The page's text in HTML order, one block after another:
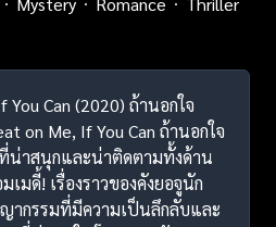
You Can (2020) ถ้านอกใจ
on Me, If You Can ถ้านอกใจ
น่าสนุกและน่าติดตามทั้งด้าน
มดี้! เรื่องราวของคังยอจูนัก
ากรรมที่มีความเป็นลึกลับและ